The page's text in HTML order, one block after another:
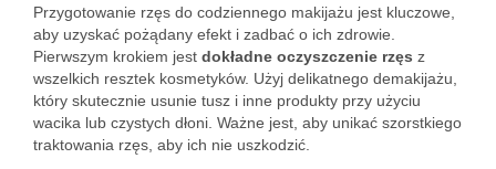
Przygotowanie rzęs do codziennego makijażu jest kluczowe,
aby uzyskać pożądany efekt i zadbać o ich zdrowie.
Pierwszym krokiem jest dokładne oczyszczenie rzęs z
wszelkich resztek kosmetyków. Użyj delikatnego demakijażu,
który skutecznie usunie tusz i inne produkty przy użyciu
wacika lub czystych dłoni. Ważne jest, aby unikać szorstkiego
traktowania rzęs, aby ich nie uszkodzić.